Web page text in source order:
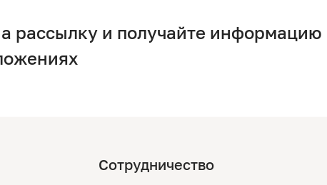
рассылку и получайте информацию
Сотрудничество